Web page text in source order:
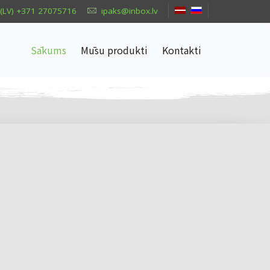
(LV) +371 27075716 ipaks@inbox.lv
Sākums Mūsu produkti Kontakti